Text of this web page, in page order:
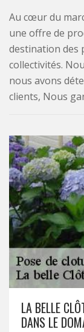
Au cœur du
une offre de
destination des
collectivités.
nous avons
clients, Nous
LA BELLE
DANS LE